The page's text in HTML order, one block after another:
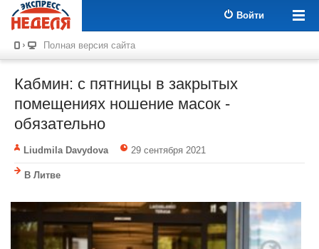
Войти
Полная версия сайта
Кабмин: с пятницы в закрытых
помещениях ношение масок -
обязательно
Liudmila Davydova 29 сентября 2021
В Литве